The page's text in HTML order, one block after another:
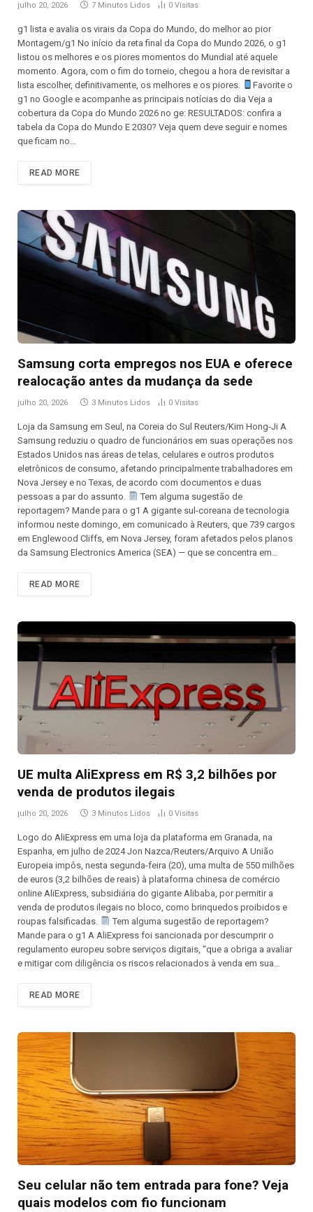
julho 20, 2026 7 Minutos Lidos 0 Visitas
g1 lista e avalia os virais da Copa do Mundo, do melhor ao pior
Montagem/g1 No início da reta final da Copa do Mundo 2026, o g1
listou os melhores e os piores momentos do Mundial até aquele
momento. Agora, com o fim do torneio, chegou a hora de revisitar a
lista escolher, definitivamente, os melhores e os piores.
Favorite o
g1 no Google e acompanhe as principais notícias do dia Veja a
cobertura da Copa do Mundo 2026 no ge: RESULTADOS: confira a
tabela da Copa do Mundo E 2030? Veja quem deve seguir e nomes
que ficam no…
READ MORE
Samsung corta empregos nos EUA e oferece
realocação antes da mudança da sede
julho 20, 2026 3 Minutos Lidos 0 Visitas
Loja da Samsung em Seul, na Coreia do Sul Reuters/Kim Hong-Ji A
Samsung reduziu o quadro de funcionários em suas operações nos
Estados Unidos nas áreas de telas, celulares e outros produtos
eletrônicos de consumo, afetando principalmente trabalhadores em
Nova Jersey e no Texas, de acordo com documentos e duas
pessoas a par do assunto.
Tem alguma sugestão de
reportagem? Mande para o g1 A gigante sul-coreana de tecnologia
informou neste domingo, em comunicado à Reuters, que 739 cargos
em Englewood Cliffs, em Nova Jersey, foram afetados pelos planos
da Samsung Electronics America (SEA) — que se concentra em…
READ MORE
UE multa AliExpress em R$ 3,2 bilhões por
venda de produtos ilegais
julho 20, 2026 3 Minutos Lidos 0 Visitas
Logo do AliExpress em uma loja da plataforma em Granada, na
Espanha, em julho de 2024 Jon Nazca/Reuters/Arquivo A União
Europeia impôs, nesta segunda-feira (20), uma multa de 550 milhões
de euros (3,2 bilhões de reais) à plataforma chinesa de comércio
online AliExpress, subsidiária do gigante Alibaba, por permitir a
venda de produtos ilegais no bloco, como brinquedos proibidos e
roupas falsificadas.
Tem alguma sugestão de reportagem?
Mande para o g1 A AliExpress foi sancionada por descumprir o
regulamento europeu sobre serviços digitais, “que a obriga a avaliar
e mitigar com diligência os riscos relacionados à venda em sua…
READ MORE
Seu celular não tem entrada para fone? Veja
quais modelos com fio funcionam